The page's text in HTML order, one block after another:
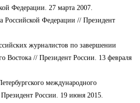
Федерации. 27 марта 2007.
Российской Федерации // Президент
журналистов по завершении
Востока // Президент России. 13 февраля
международного
России. 19 июня 2015.